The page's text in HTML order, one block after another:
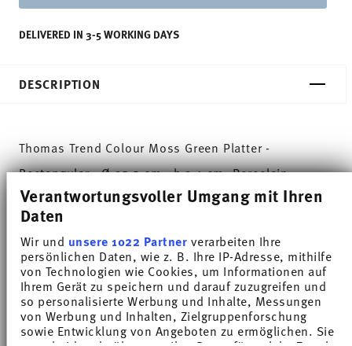
Verantwortungsvoller Umgang mit Ihren
Daten
Wir und unsere 1022 Partnerverarbeiten Ihre
persönlichen Daten, wie z. B. Ihre IP-Adresse, mithilfe
von Technologien wie Cookies, um Informationen auf
Ihrem Gerät zu speichern und darauf zuzugreifen und
so personalisierte Werbung und Inhalte, Messungen
von Werbung und Inhalten, Zielgruppenforschung
sowie Entwicklung von Angeboten zu ermöglichen. Sie
DELIVERED IN 3-5 WORKING DAYS
DESCRIPTION
Thomas Trend Colour Moss Green Platter -
Rectangular - Ø 35,5 cm - h 3,1 cm, Porcelain
Trend White is regarded worldwide as one of the
most popular dinnerware for everyday use. Trend
Colour sets coloured accents - inspired by the
nature of the North.
The soft shade of green is reminding us of a